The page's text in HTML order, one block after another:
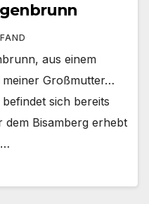
aus einem
meiner Großmutter…
sich bereits
Bisamberg erhebt